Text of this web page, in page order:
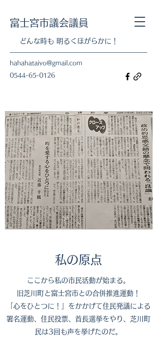
​富士宮市議会議員
​​どんな時も 明るくほがらかに！
hahahataiyo@gmail.com
0544-65-0126
​私の原点
ここから私の市民活動が始まる。
旧芝川町と富士宮市との合併推進運動！
「心をひとつに！」をかかげて住民発議による
署名運動、住民投票、首長選挙をやり、芝川町
民は3回も声を挙げたのだ。